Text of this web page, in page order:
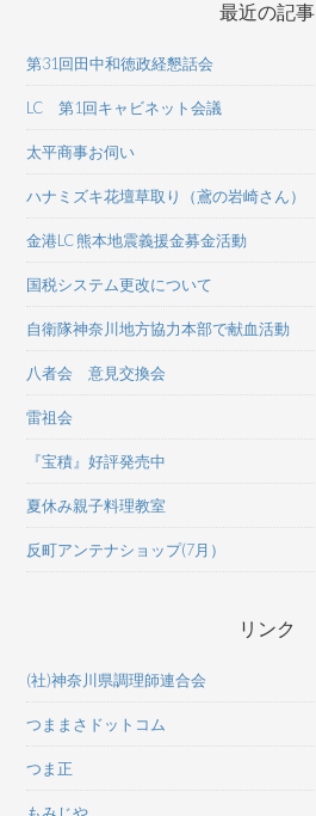
最近の記事
第31回田中和徳政経懇話会
LC 第1回キャビネット会議
太平商事お伺い
ハナミズキ花壇草取り（鳶の岩崎さん）
金港LC 熊本地震義援金募金活動
国税システム更改について
自衛隊神奈川地方協力本部で献血活動
八者会 意見交換会
雷祖会
『宝積』好評発売中
夏休み親子料理教室
反町アンテナショップ(7月）
リンク
(社)神奈川県調理師連合会
つままさドットコム
つま正